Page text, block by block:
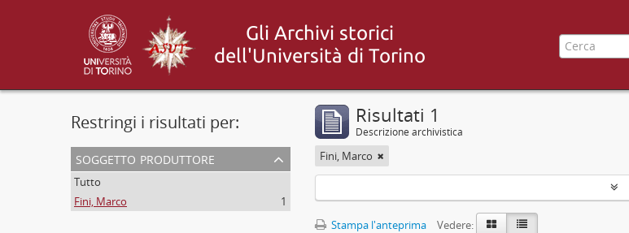
Restringi i risultati per:
soggetto produttore
Tutto
Fini, Marco
1
Risultati 1
Descrizione archivistica
Fini, Marco
Stampa l'anteprima Vedere: